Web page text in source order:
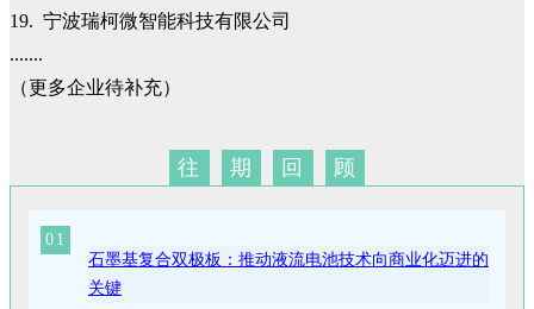
19. 宁波瑞柯微智能科技有限公司
.......
（更多企业待补充）
往 期 回 顾
01
石墨基复合双极板：推动液流电池技术向商业化迈进的
关键